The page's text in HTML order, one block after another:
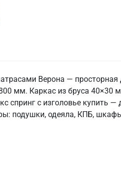
Верона —
мм. Каркас из бруса
спринг с изголовье
подушки, одеяла, КПБ,